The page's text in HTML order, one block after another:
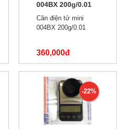
004BX 200g/0.01
Cân điện tử mini
004BX 200g/0.01
360,000đ
520,000đ
-22%